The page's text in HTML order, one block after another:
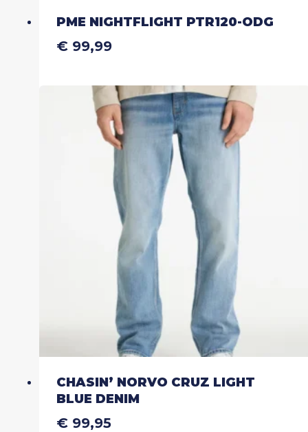
PME NIGHTFLIGHT PTR120-ODG
€99,99
meerdere
variaties.
Deze
optie
kan
gekozen
worden
productpagina
CHASIN’ NORVO CRUZ LIGHT
BLUE DENIM
€99,95